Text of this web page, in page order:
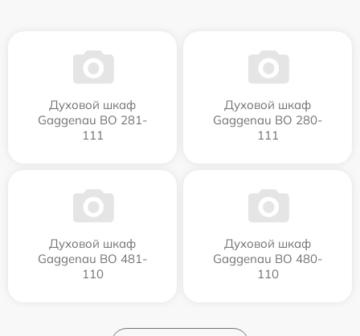
Духовой шкаф
Gaggenau BO 281-
111
Духовой шкаф
Gaggenau BO 280-
111
Духовой шкаф
Gaggenau BO 481-
110
Духовой шкаф
Gaggenau BO 480-
110